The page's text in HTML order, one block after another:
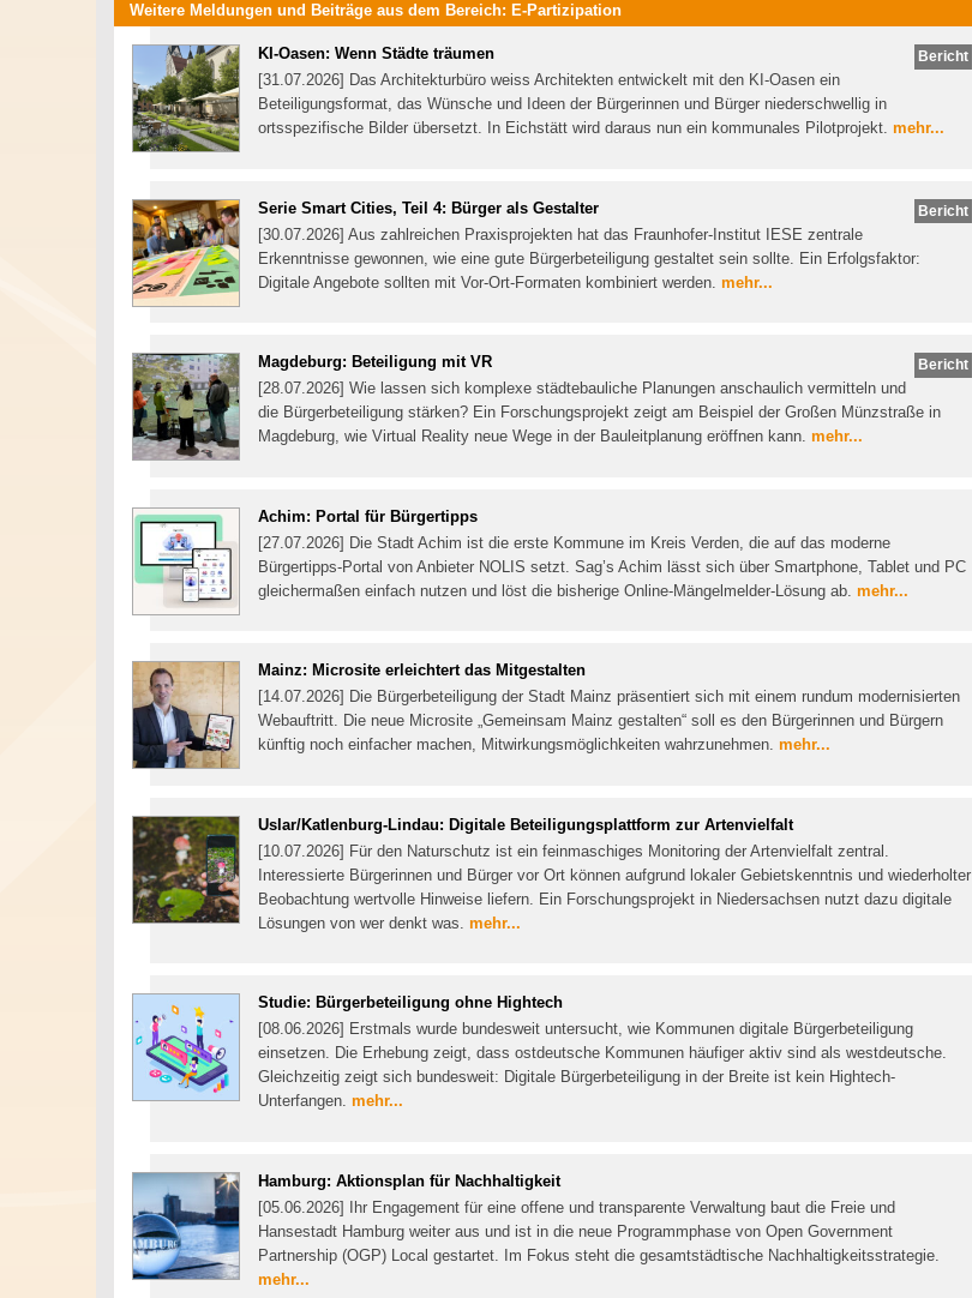
Weitere Meldungen und Beiträge aus dem Bereich: E-Partizipation
Bericht
KI-Oasen: Wenn Städte träumen
[31.07.2026] Das Architekturbüro weiss Architekten entwickelt mit den KI-Oasen ein
Beteiligungsformat, das Wünsche und Ideen der Bürgerinnen und Bürger niederschwellig in
ortsspezifische Bilder übersetzt. In Eichstätt wird daraus nun ein kommunales Pilotprojekt. mehr...
Bericht
Serie Smart Cities, Teil 4: Bürger als Gestalter
[30.07.2026] Aus zahlreichen Praxisprojekten hat das Fraunhofer-Institut IESE zentrale
Erkenntnisse gewonnen, wie eine gute Bürgerbeteiligung gestaltet sein sollte. Ein Erfolgsfaktor:
Digitale Angebote sollten mit Vor-Ort-Formaten kombiniert werden. mehr...
Bericht
Magdeburg: Beteiligung mit VR
[28.07.2026] Wie lassen sich komplexe städtebauliche Planungen anschaulich vermitteln und
die Bürgerbeteiligung stärken? Ein Forschungsprojekt zeigt am Beispiel der Großen Münzstraße in
Magdeburg, wie Virtual Reality neue Wege in der Bauleitplanung eröffnen kann. mehr...
Achim: Portal für Bürgertipps
[27.07.2026] Die Stadt Achim ist die erste Kommune im Kreis Verden, die auf das moderne
Bürgertipps-Portal von Anbieter NOLIS setzt. Sag’s Achim lässt sich über Smartphone, Tablet und PC
gleichermaßen einfach nutzen und löst die bisherige Online-Mängelmelder-Lösung ab. mehr...
Mainz: Microsite erleichtert das Mitgestalten
[14.07.2026] Die Bürgerbeteiligung der Stadt Mainz präsentiert sich mit einem rundum modernisierten
Webauftritt. Die neue Microsite „Gemeinsam Mainz gestalten“ soll es den Bürgerinnen und Bürgern
künftig noch einfacher machen, Mitwirkungsmöglichkeiten wahrzunehmen. mehr...
Uslar/Katlenburg-Lindau: Digitale Beteiligungsplattform zur Artenvielfalt
[10.07.2026] Für den Naturschutz ist ein feinmaschiges Monitoring der Artenvielfalt zentral.
Interessierte Bürgerinnen und Bürger vor Ort können aufgrund lokaler Gebietskenntnis und wiederholter
Beobachtung wertvolle Hinweise liefern. Ein Forschungsprojekt in Niedersachsen nutzt dazu digitale
Lösungen von wer denkt was. mehr...
Studie: Bürgerbeteiligung ohne Hightech
[08.06.2026] Erstmals wurde bundesweit untersucht, wie Kommunen digitale Bürgerbeteiligung
einsetzen. Die Erhebung zeigt, dass ostdeutsche Kommunen häufiger aktiv sind als westdeutsche.
Gleichzeitig zeigt sich bundesweit: Digitale Bürgerbeteiligung in der Breite ist kein Hightech-
Unterfangen. mehr...
Hamburg: Aktionsplan für Nachhaltigkeit
[05.06.2026] Ihr Engagement für eine offene und transparente Verwaltung baut die Freie und
Hansestadt Hamburg weiter aus und ist in die neue Programmphase von Open Government
Partnership (OGP) Local gestartet. Im Fokus steht die gesamtstädtische Nachhaltigkeitsstrategie.
mehr...